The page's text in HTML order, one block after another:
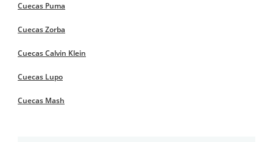
Cuecas Puma
Cuecas Zorba
Cuecas Calvin Klein
Cuecas Lupo
Cuecas Mash